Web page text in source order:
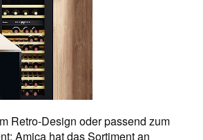
Retro-Design oder passend zum
Amica hat das Sortiment an